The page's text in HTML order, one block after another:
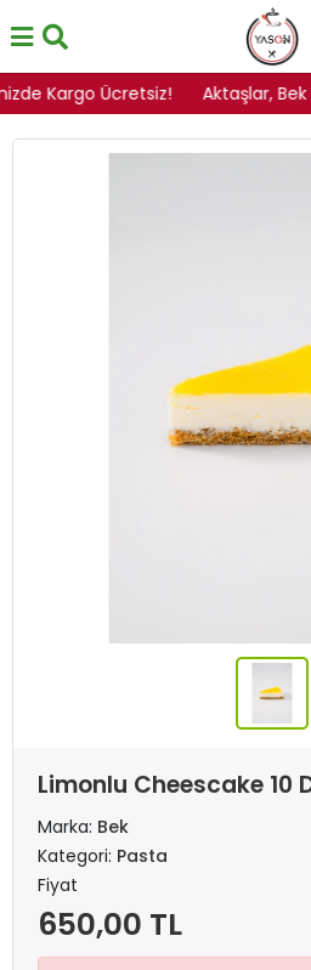
Kargo Ücretsiz! Aktaşlar,
Limonlu Cheescake 10
Marka: Bek
Kategori: Pasta
Fiyat
650,00 TL